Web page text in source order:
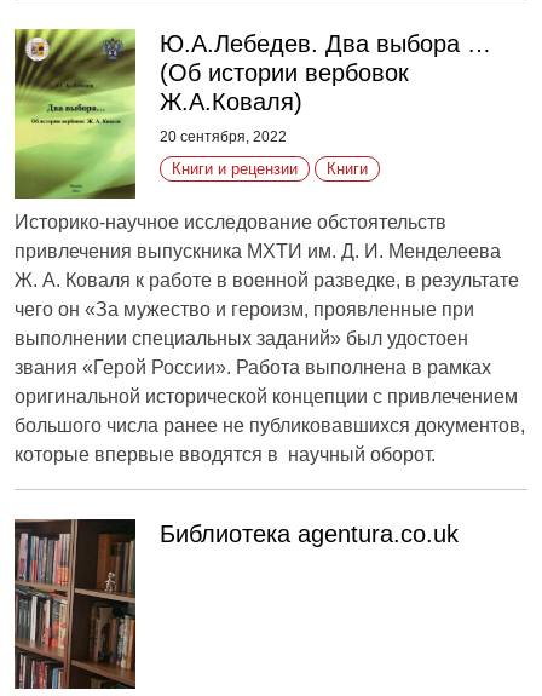
Ю.А.Лебедев. Два выбора …
(Об истории вербовок
Ж.А.Коваля)
20 сентября, 2022
Книги и рецензии Книги
Историко-научное исследование обстоятельств
привлечения выпускника МХТИ им. Д. И. Менделеева
Ж. А. Коваля к работе в военной разведке, в результате
чего он «За мужество и героизм, проявленные при
выполнении специальных заданий» был удостоен
звания «Герой России». Работа выполнена в рамках
оригинальной исторической концепции с привлечением
большого числа ранее не публиковавшихся документов,
которые впервые вводятся в научный оборот.
Библиотека agentura.co.uk